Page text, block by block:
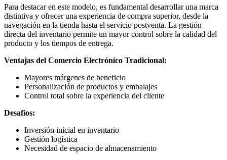
Para destacar en este modelo, es fundamental desarrollar una marca
distintiva y ofrecer una experiencia de compra superior, desde la
navegación en la tienda hasta el servicio postventa. La gestión
directa del inventario permite un mayor control sobre la calidad del
producto y los tiempos de entrega.
Ventajas del Comercio Electrónico Tradicional:
Mayores márgenes de beneficio
Personalización de productos y embalajes
Control total sobre la experiencia del cliente
Desafíos:
Inversión inicial en inventario
Gestión logística
Necesidad de espacio de almacenamiento